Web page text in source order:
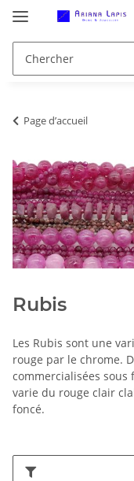
Page d’accueil
Rubis
Les Rubis sont une
rouge par le chrome.
commercialisées sous
varie du rouge clair
foncé.